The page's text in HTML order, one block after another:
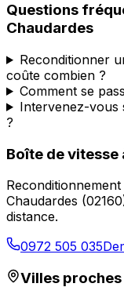
Questions
Chaudardes
Reconditionner
coûte combien ?
Comment se
Intervenez-vous
?
Boîte de vitesse
Chaudardes (02160
distance.
0972 505 035
Villes proches